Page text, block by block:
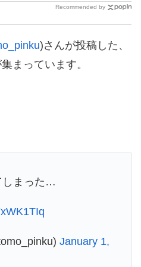
Recommended by
)さんが投稿した、
まっています。
しまった…
January 1,